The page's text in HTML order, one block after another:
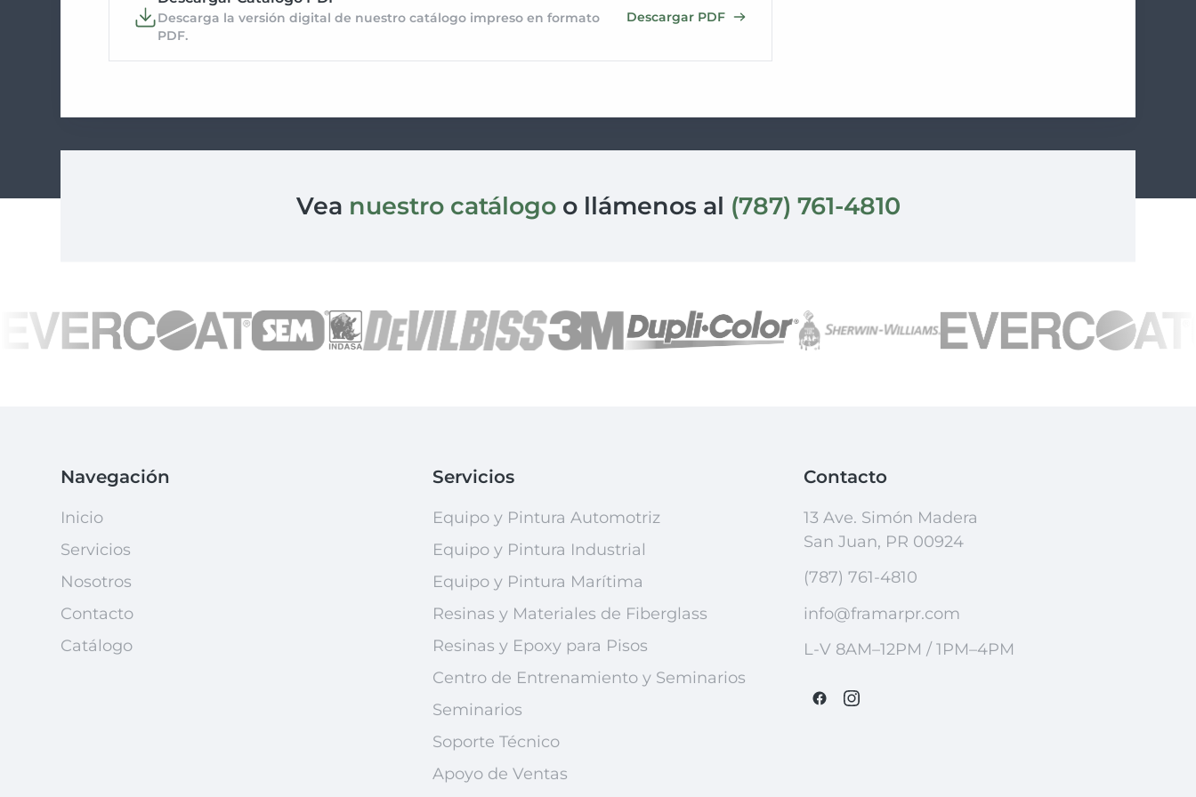
Descarga la versión digital de nuestro catálogo impreso en formato
PDF.
Descargar PDF
Vea nuestro catálogoo llámenos al (787) 761-4810
Navegación
Inicio
Servicios
Nosotros
Contacto
Catálogo
Servicios
Equipo y Pintura Automotriz
Equipo y Pintura Industrial
Equipo y Pintura Marítima
Resinas y Materiales de Fiberglass
Resinas y Epoxy para Pisos
Centro de Entrenamiento y Seminarios
Seminarios
Soporte Técnico
Apoyo de Ventas
Contacto
13 Ave. Simón Madera
San Juan, PR 00924
(787) 761-4810
info@framarpr.com
L-V 8AM–12PM / 1PM–4PM